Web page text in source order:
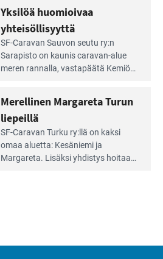
virkistysalueesta.
Yksilöä huomioivaa
yhteisöllisyyttä
SF-Caravan Sauvon seutu ry:n
Sarapisto on kaunis caravan-alue
meren rannalla, vasta­päätä Kemiön
kymmenen paikkaa ilman sähköä.
Merellinen Margareta Turun
liepeillä
SF-Caravan Turku ry:llä on kaksi
omaa aluet­ta: Kesäniemi ja
Margareta. Lisäksi yhdis­tys hoitaa